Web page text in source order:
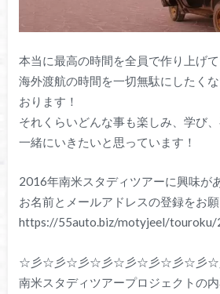
本当に最高の時間を全員で作り上げ
海外渡航の時間を一切無駄にしたく
おります！
それくらいどんな事も楽しみ、学び
一緒にいきたいと思っています！
2016年南米スタディツアーに興味が
お名前とメールアドレスの登録をお願
https://55auto.biz/motyjeel/touroku/
☆彡☆彡☆彡☆彡☆彡☆彡☆彡☆彡☆
南米スタディツアープロジェクトの内